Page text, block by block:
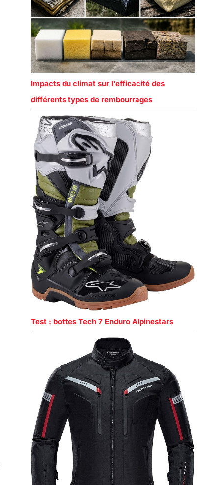
Impacts du climat sur l’efficacité des
différents types de rembourrages
Test : bottes Tech 7 Enduro Alpinestars